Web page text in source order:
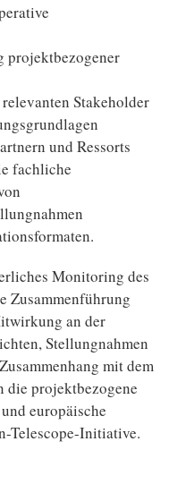
projektbezogener
Stakeholder
und Ressorts
fachliche
Monitoring des
Zusammenführung
an der
Stellungnahmen
mit dem
die projektbezogene
europäische
Telescope-Initiative.